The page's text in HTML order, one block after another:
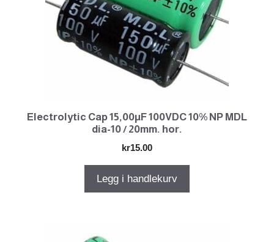
Electrolytic Cap 15,00µF 100VDC 10% NP MDL
dia-10 / 20mm. hor.
kr15.00
Legg i handlekurv